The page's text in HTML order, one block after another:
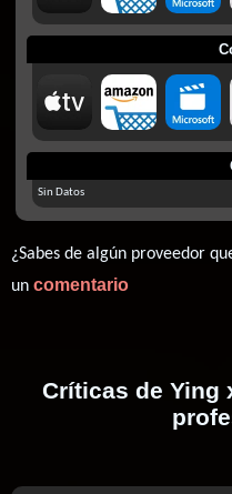
Sin Datos
¿Sabes de algún proveedor
un comentario
Críticas de Ying